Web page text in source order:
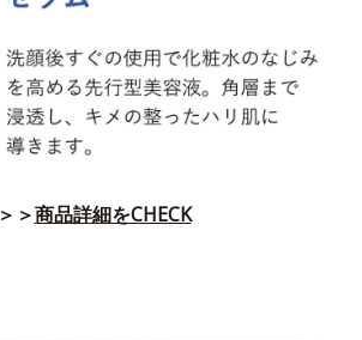
＞＞商品詳細をCHECK